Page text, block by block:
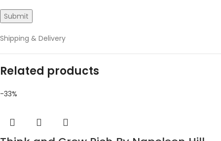
Shipping & Delivery
Related products
-33%